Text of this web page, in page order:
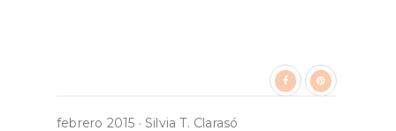
febrero 2015 · Silvia T. Clarasó